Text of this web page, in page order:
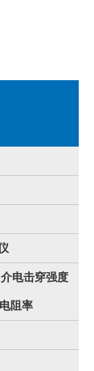
电击穿强度
阻率